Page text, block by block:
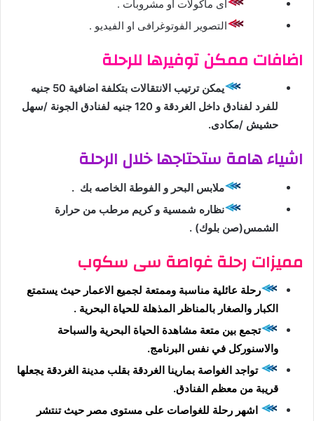
اى مأكولات او مشروبات .
التصوير الفوتوغرافى او الفيديو .
اضافات ممكن توفيرها للرحلة
يمكن ترتيب الانتقالات بتكلفة اضافية 50 جنيه
للفرد لفنادق داخل الغردقة و 120 جنيه لفنادق الجونة /سهل
حشيش /مكادى.
اشياء هامة ستحتاجها خلال الرحلة
ملابس البحر و الفوطة الخاصه بك .
نظاره شمسية و كريم مرطب من حرارة
الشمس(صن بلوك) .
مميزات رحلة غواصة سى سكوب
رحلة عائلية مناسبة وممتعة لجميع الاعمار حيث يستمتع
الكبار والصغار بالمناظر المذهلة للحياة البحرية .
تجمع بين متعة مشاهدة الحياة البحرية والسباحة
والاسنوركل في نفس البرنامج.
تواجد الغواصة بمارينا الغردقة بقلب مدينة الغردقة يجعلها
قريبة من معظم الفنادق.
اشهر رحلة للغواصات على مستوى مصر حيث تنتشر